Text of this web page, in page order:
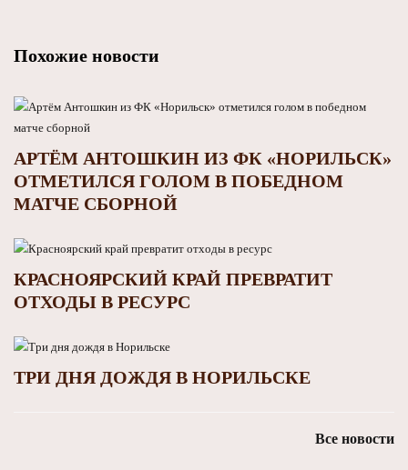
Похожие новости
АРТЁМ АНТОШКИН ИЗ ФК «НОРИЛЬСК»
ОТМЕТИЛСЯ ГОЛОМ В ПОБЕДНОМ
МАТЧЕ СБОРНОЙ
КРАСНОЯРСКИЙ КРАЙ ПРЕВРАТИТ
ОТХОДЫ В РЕСУРС
ТРИ ДНЯ ДОЖДЯ В НОРИЛЬСКЕ
Все новости